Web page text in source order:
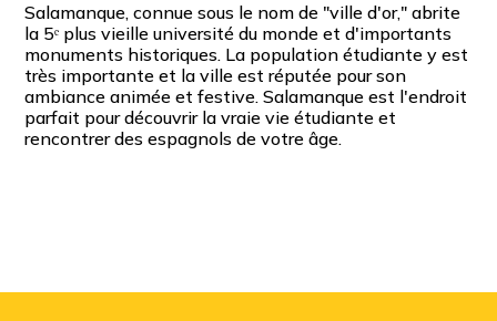
Salamanque, connue sous le nom de "ville d'or," abrite
la 5ᵉ plus vieille université du monde et d'importants
monuments historiques. La population étudiante y est
très importante et la ville est réputée pour son
ambiance animée et festive. Salamanque est l'endroit
parfait pour découvrir la vraie vie étudiante et
rencontrer des espagnols de votre âge.